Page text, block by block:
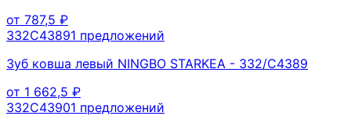
от 787,5 ₽
332C43891 предложений
Зуб ковша левый NINGBO STARKEA - 332/C4389
от 1 662,5 ₽
332C43901 предложений